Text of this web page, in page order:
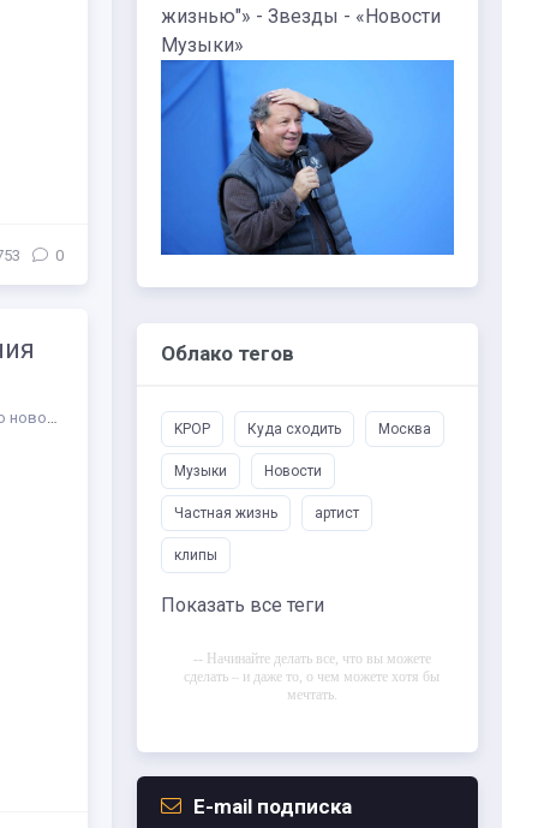
0
Шансон/ Жанр
жизнью"» - Звезды - «Новости
Музыки»
Облако тегов
KPOP Куда сходить Москва
Музыки Новости
Частная жизнь артист
клипы
Показать все теги
-- Начинайте делать все, что вы можете
сделать – и даже то, о чем можете хотя бы
мечтать.
всего. И мыслями можно управлять. И
-- Идите уверенно по направлению к мечте.
E-mail подписка